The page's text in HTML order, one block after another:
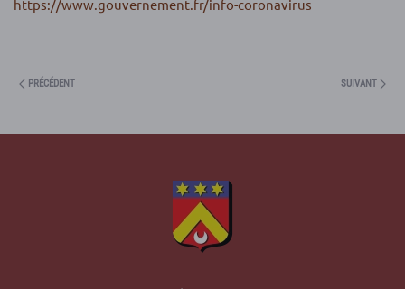
https://www.gouvernement.fr/info-coronavirus
PRÉCÉDENT SUIVANT